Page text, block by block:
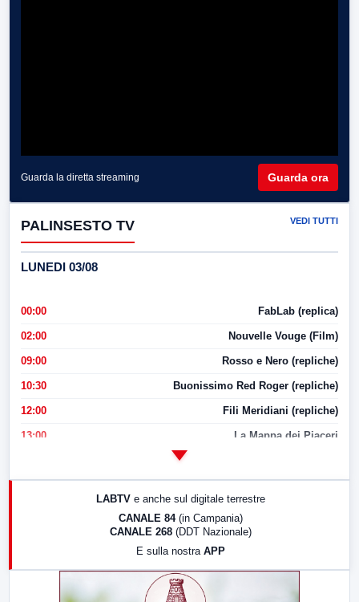
Guarda la diretta streaming Guarda ora
PALINSESTO TV VEDI TUTTI
LUNEDI 03/08
00:00 FabLab (replica)
02:00 Nouvelle Vouge (Film)
09:00 Rosso e Nero (repliche)
10:30 Buonissimo Red Roger (repliche)
12:00 Fili Meridiani (repliche)
13:00 La Mappa dei Piaceri
LABTV e anche sul digitale terrestre
CANALE 84 (in Campania)
CANALE 268 (DDT Nazionale)
E sulla nostra APP